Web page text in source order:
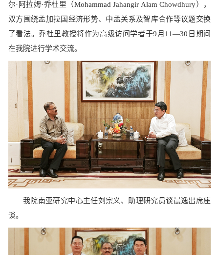
尔·阿拉姆·乔杜里（Mohammad Jahangir Alam Chowdhury），
双方围绕孟加拉国经济形势、中孟关系及智库合作等议题交换
了看法。乔杜里教授将作为高级访问学者于9月11—30日期间
在我院进行学术交流。
我院南亚研究中心主任刘宗义、助理研究员谈晨逸出席座
谈。